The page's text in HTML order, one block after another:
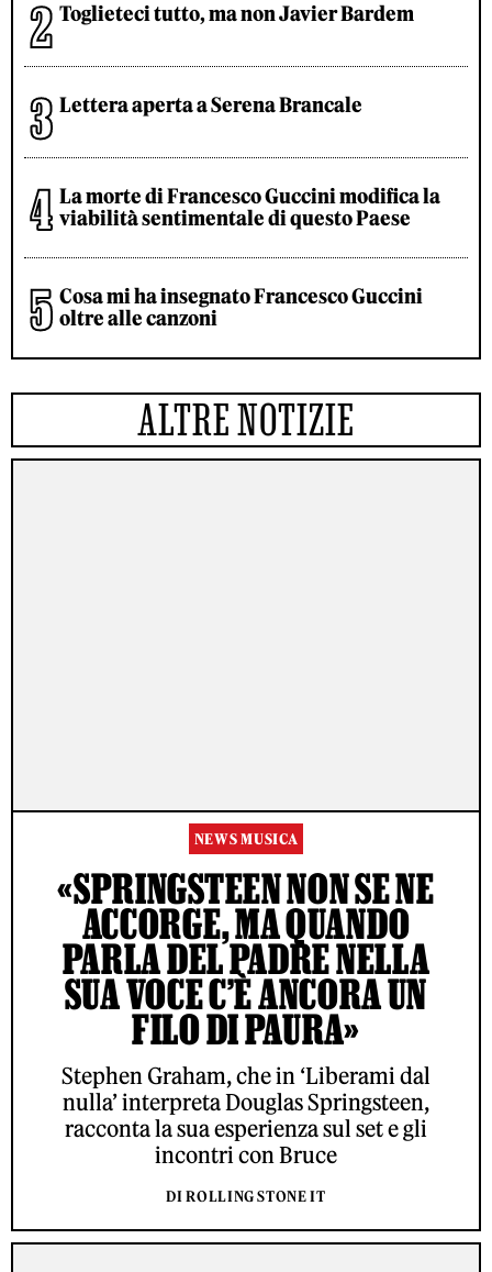
Toglieteci tutto, ma non Javier Bardem
Lettera aperta a Serena Brancale
La morte di Francesco Guccini modifica la
viabilità sentimentale di questo Paese
Cosa mi ha insegnato Francesco Guccini
oltre alle canzoni
ALTRE NOTIZIE
NEWS MUSICA
«SPRINGSTEEN NON SE NE
ACCORGE, MA QUANDO
PARLA DEL PADRE NELLA
SUA VOCE C’È ANCORA UN
FILO DI PAURA»
Stephen Graham, che in ‘Liberami dal
nulla’ interpreta Douglas Springsteen,
racconta la sua esperienza sul set e gli
incontri con Bruce
DI ROLLING STONE IT